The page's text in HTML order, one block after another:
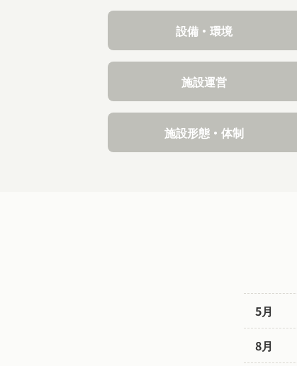
設備・環境
施設運営
施設形態・体制
5月
8月